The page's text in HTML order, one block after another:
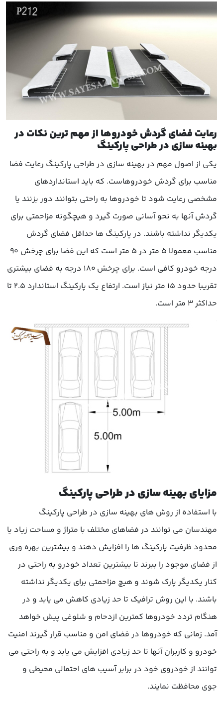
رعایت فضای گردش خودروها از مهم ترین نکات در
بهینه سازی در طراحی پارکینگ
یکی از اصول مهم در بهینه سازی در طراحی پارکینگ رعایت فضا
مناسب برای گردش خودروهاست. که باید استانداردهای
مشخصی رعایت شود تا خودروها به راحتی بتوانند دور بزنند یا
گردش آنها به نحو آسانی صورت گیرد و هیچگونه مزاحمتی برای
یکدیگر نداشته باشند. در پارکینگ ها حداقل فضای گردش
مناسب معمولا 5 متر در 5 متر است که این فضا برای چرخش 90
درجه خودرو کافی است. برای چرخش 180 درجه به فضای بیشتری
تقریبا حدود 15 متر نیاز است. ارتفاع یک پارکینگ استاندارد 2.5 تا
حداکثر 3 متر است.
مزایای بهینه سازی در طراحی پارکینگ
با استفاده از روش های بهینه سازی در طراحی پارکینگ
مهندسان می توانند در فضاهای مختلف با متراژ و مساحت زیاد یا
محدود ظرفیت پارکینگ ها را افزایش دهند و بیشترین بهره وری
از فضای موجود را ببرند تا بیشترین تعداد خودرو به راحتی در
کنار یکدیگر پارک شوند و هیچ مزاحمتی برای یکدیگر نداشته
باشند. با این روش ترافیک تا حد زیادی کاهش می یابد و در
هنگام تردد خودروها کمترین ازدحام و شلوغی پیش خواهد
آمد. زمانی که خودروها در فضای امن و مناسب قرار گیرند امنیت
خودرو و کاربران آنها تا حد زیادی افزایش می یابد و به راحتی می
توانند از خودروی خود در برابر آسیب های احتمالی محیطی و
جوی محافظت نمایند.